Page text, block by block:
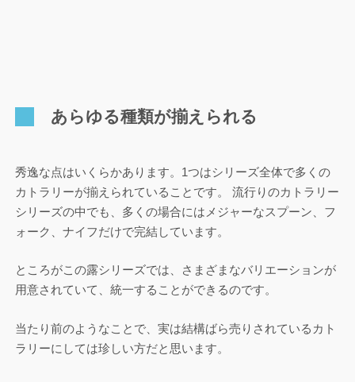
あらゆる種類が揃えられる
秀逸な点はいくらかあります。1つはシリーズ全体で多くの
カトラリーが揃えられていることです。 流行りのカトラリー
シリーズの中でも、多くの場合にはメジャーなスプーン、フ
ォーク、ナイフだけで完結しています。
ところがこの露シリーズでは、さまざまなバリエーションが
用意されていて、統一することができるのです。
当たり前のようなことで、実は結構ばら売りされているカト
ラリーにしては珍しい方だと思います。